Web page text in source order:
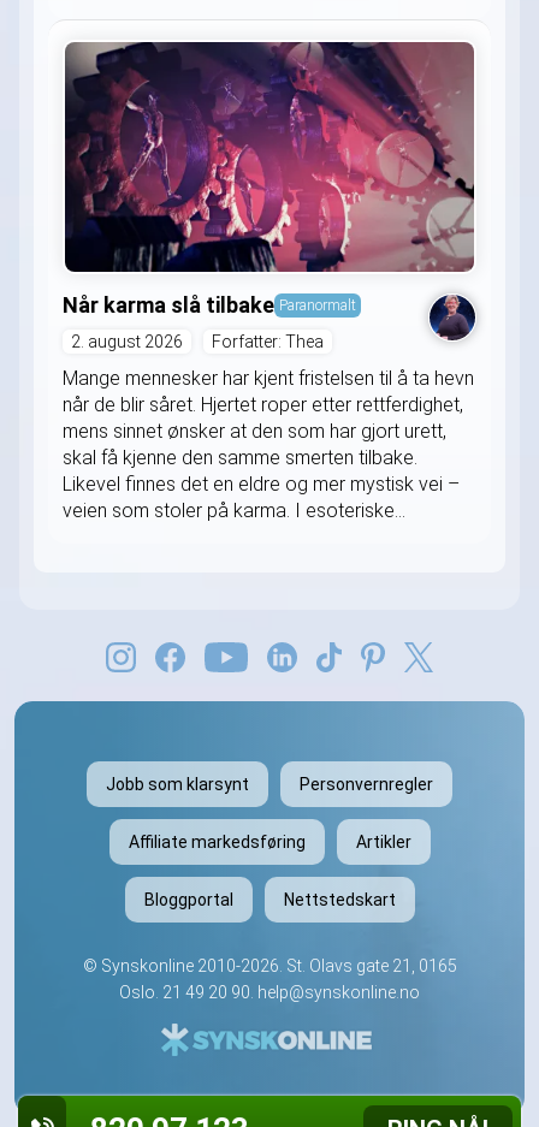
Når karma slå tilbake Paranormalt
2. august 2026 Forfatter: Thea
Mange mennesker har kjent fristelsen til å ta hevn
når de blir såret. Hjertet roper etter rettferdighet,
mens sinnet ønsker at den som har gjort urett,
skal få kjenne den samme smerten tilbake.
Likevel finnes det en eldre og mer mystisk vei –
veien som stoler på karma. I esoteriske...
Jobb som klarsynt Personvernregler
Affiliate markedsføring Artikler
Bloggportal Nettstedskart
© Synskonline2010-2026. St. Olavs gate 21, 0165
Oslo. 21 49 20 90. help@synskonline.no